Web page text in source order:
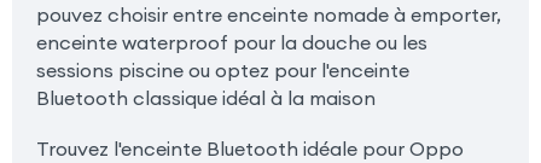
pouvez choisir entre enceinte nomade à emporter,
enceinte waterproof pour la douche ou les
sessions piscine ou optez pour l'enceinte
Bluetooth classique idéal à la maison
Trouvez l'enceinte Bluetooth idéale pour Oppo